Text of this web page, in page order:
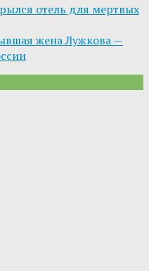
отель для мертвых
жена Лужкова —